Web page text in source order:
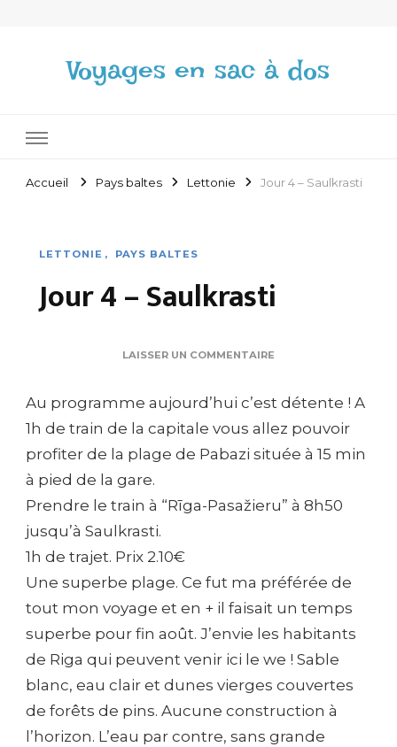
Voyages en sac à dos
Accueil Pays baltes Lettonie Jour 4 – Saulkrasti
LETTONIE PAYS BALTES
Jour 4 – Saulkrasti
LAISSER UN COMMENTAIRE
–
SAULKRASTI
Au programme aujourd’hui c’est détente ! A
1h de train de la capitale vous allez pouvoir
profiter de la plage de Pabazi située à 15 min
à pied de la gare.
Prendre le train à “Rīga-Pasažieru” à 8h50
jusqu’à Saulkrasti.
1h de trajet. Prix 2.10€
Une superbe plage. Ce fut ma préférée de
tout mon voyage et en + il faisait un temps
superbe pour fin août. J’envie les habitants
de Riga qui peuvent venir ici le we ! Sable
blanc, eau clair et dunes vierges couvertes
de forêts de pins. Aucune construction à
l’horizon. L’eau par contre, sans grande